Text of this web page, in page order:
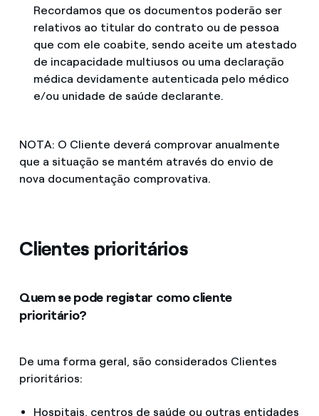
Recordamos que os documentos poderão ser
relativos ao titular do contrato ou de pessoa
que com ele coabite, sendo aceite um atestado
de incapacidade multiusos ou uma declaração
médica devidamente autenticada pelo médico
e/ou unidade de saúde declarante.
NOTA: O Cliente deverá comprovar anualmente
que a situação se mantém através do envio de
nova documentação comprovativa.
Clientes prioritários
Quem se pode registar como cliente
prioritário?
De uma forma geral, são considerados Clientes
prioritários:
Hospitais, centros de saúde ou outras entidades